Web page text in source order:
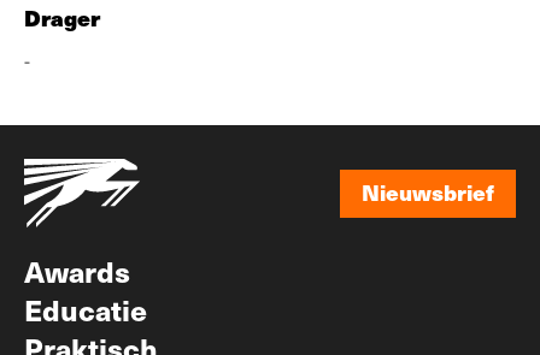
Drager
-
Nieuwsbrief
Awards
Educatie